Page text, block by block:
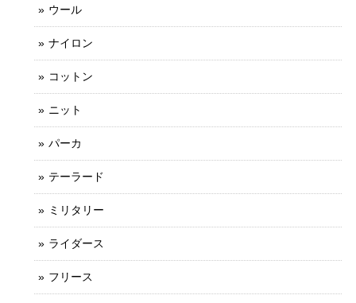
ウール
ナイロン
コットン
ニット
パーカ
テーラード
ミリタリー
ライダース
フリース